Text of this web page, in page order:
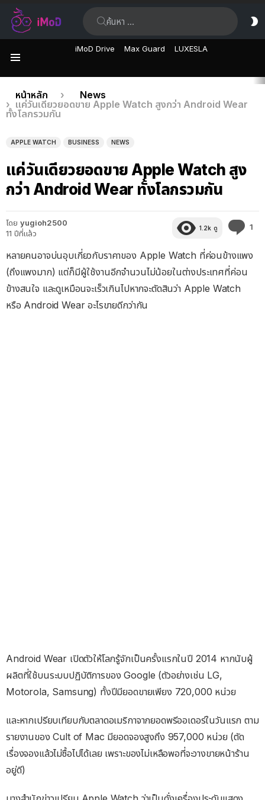
iMoD Drive Max Guard LUXESLA
เรื่อง
ล่าสุด
คุณอยู่ที่นี่:
หน้าหลัก
News
แค่วันเดียวยอดขาย Apple Watch สูงกว่า Android Wear
ทั้งโลกรวมกัน
APPLE WATCH BUSINESS NEWS
แค่วันเดียวยอดขาย Apple Watch สูง
กว่า Android Wear ทั้งโลกรวมกัน
โดย yugioh2500
11 ปีที่แล้ว
1.2k ดู 1
หลายคนอาจบ่นอุบเกี่ยวกับราคาของ Apple Watch ที่ค่อนข้างแพง
(ถึงแพงมาก) แต่ก็มีผู้ใช้งานอีกจำนวนไม่น้อยในต่างประเทศที่ค่อน
ข้างสนใจ และดูเหมือนจะเร็วเกินไปหากจะตัดสินว่า Apple Watch
หรือ Android Wear อะไรขายดีกว่ากัน
Android Wear เปิดตัวให้โลกรู้จักเป็นครั้งแรกในปี 2014 หากนับผู้
ผลิตที่ใช้บนระบบปฏิบัติการของ Google (ตัวอย่างเช่น LG,
Motorola, Samsung) ทั้งปีมียอดขายเพียง 720,000 หน่วย
และหากเปรียบเทียบกับตลาดอเมริกาจากยอดพรีออเดอร์ในวันแรก ตาม
รายงานของ Cult of Mac มียอดจองสูงถึง 957,000 หน่วย (ตัด
เรื่องจองแล้วไม่ซื้อไปได้เลย เพราะของไม่เหลือพอที่จะวางขายหน้าร้าน
อยู่ดี)